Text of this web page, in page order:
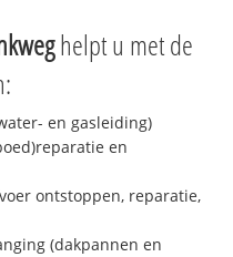
helpt u met de
en gasleiding)
en
ontstoppen, reparatie,
(dakpannen en